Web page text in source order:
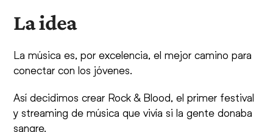
La idea
La música es, por excelencia, el mejor camino para
conectar con los jóvenes.
Así decidimos crear Rock & Blood, el primer festival
y streaming de música que vivía si la gente donaba
sangre.